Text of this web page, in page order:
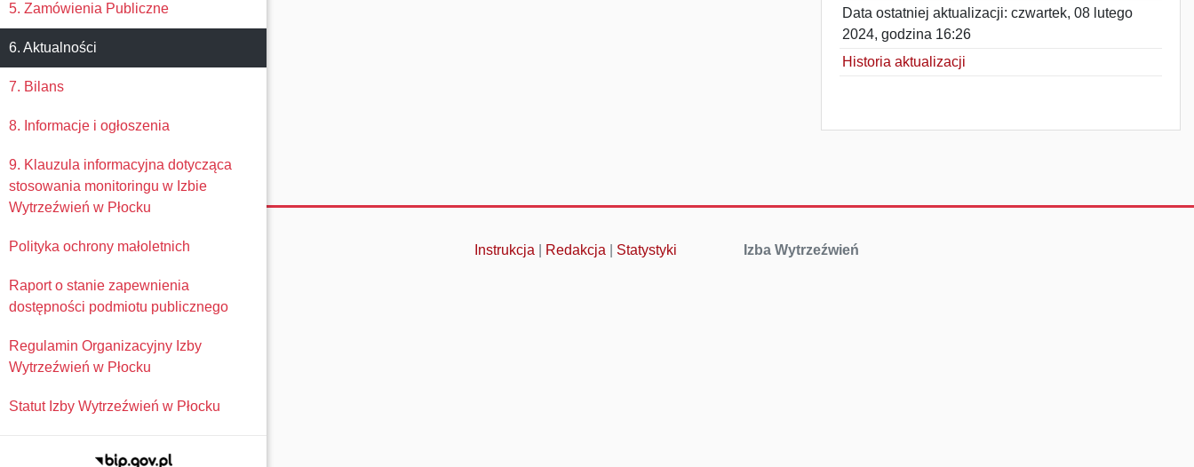
5. Zamówienia Publiczne
6. Aktualności
7. Bilans
8. Informacje i ogłoszenia
9. Klauzula informacyjna dotycząca
stosowania monitoringu w Izbie
Wytrzeźwień w Płocku
Polityka ochrony małoletnich
Raport o stanie zapewnienia
dostępności podmiotu publicznego
Regulamin Organizacyjny Izby
Wytrzeźwień w Płocku
Statut Izby Wytrzeźwień w Płocku
Data ostatniej aktualizacji: czwartek, 08 lutego
2024, godzina 16:26
Historia aktualizacji
Instrukcja Redakcja Statystyki Izba Wytrzeźwień